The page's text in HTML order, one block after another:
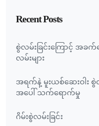
Recent Posts
စွဲလမ်းခြင်းကြောင့်
လမ်းများ
အရက်နဲ့ မူးယစ်ဆေးဝါး စွဲ
အပေါ် သက်ရောက်မှု
ဂိမ်းစွဲလမ်းခြင်း